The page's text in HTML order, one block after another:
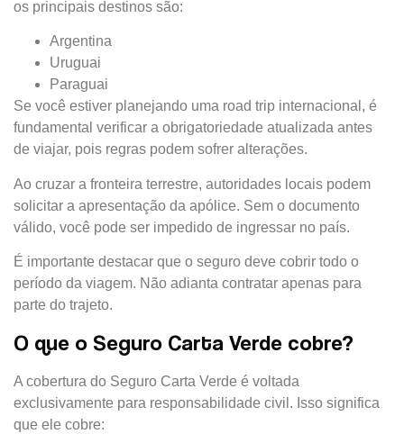
os principais destinos são:
Argentina
Uruguai
Paraguai
Se você estiver planejando uma road trip internacional, é
fundamental verificar a obrigatoriedade atualizada antes
de viajar, pois regras podem sofrer alterações.
Ao cruzar a fronteira terrestre, autoridades locais podem
solicitar a apresentação da apólice. Sem o documento
válido, você pode ser impedido de ingressar no país.
É importante destacar que o seguro deve cobrir todo o
período da viagem. Não adianta contratar apenas para
parte do trajeto.
O que o Seguro Carta Verde cobre?
A cobertura do Seguro Carta Verde é voltada
exclusivamente para responsabilidade civil. Isso significa
que ele cobre: